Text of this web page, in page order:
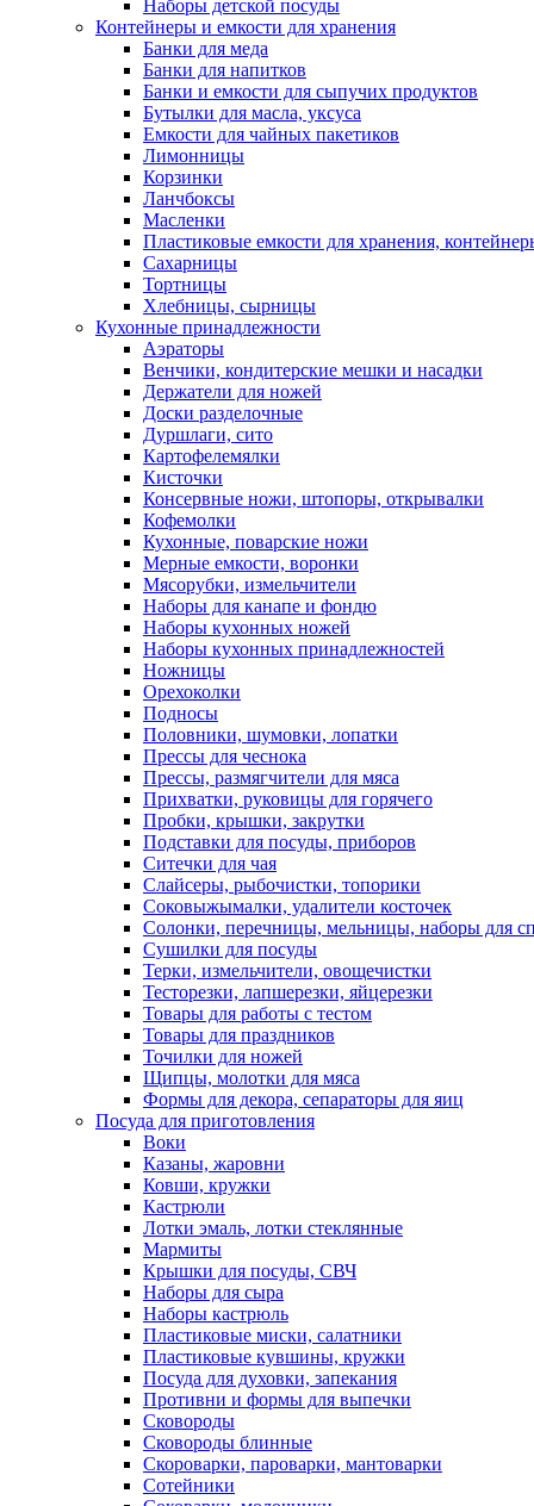
Наборы детской посуды
Контейнеры и емкости для хранения
Банки для меда
Банки для напитков
Банки и емкости для сыпучих продуктов
Бутылки для масла, уксуса
Емкости для чайных пакетиков
Лимонницы
Корзинки
Ланчбоксы
Масленки
Пластиковые емкости для хранения,
Сахарницы
Тортницы
Хлебницы, сырницы
Кухонные принадлежности
Аэраторы
Венчики, кондитерские мешки и насадки
Держатели для ножей
Доски разделочные
Дуршлаги, сито
Картофелемялки
Кисточки
Консервные ножи, штопоры, открывалки
Кофемолки
Кухонные, поварские ножи
Мерные емкости, воронки
Мясорубки, измельчители
Наборы для канапе и фондю
Наборы кухонных ножей
Наборы кухонных принадлежностей
Ножницы
Орехоколки
Подносы
Половники, шумовки, лопатки
Прессы для чеснока
Прессы, размягчители для мяса
Прихватки, руковицы для горячего
Пробки, крышки, закрутки
Подставки для посуды, приборов
Ситечки для чая
Слайсеры, рыбочистки, топорики
Соковыжымалки, удалители косточек
Солонки, перечницы, мельницы, наборы для
Сушилки для посуды
Терки, измельчители, овощечистки
Тесторезки, лапшерезки, яйцерезки
Товары для работы с тестом
Товары для праздников
Точилки для ножей
Щипцы, молотки для мяса
Формы для декора, сепараторы для яиц
Посуда для приготовления
Воки
Казаны, жаровни
Ковши, кружки
Кастрюли
Лотки эмаль, лотки стеклянные
Мармиты
Крышки для посуды, СВЧ
Наборы для сыра
Наборы кастрюль
Пластиковые миски, салатники
Пластиковые кувшины, кружки
Посуда для духовки, запекания
Противни и формы для выпечки
Сковороды
Сковороды блинные
Скороварки, пароварки, мантоварки
Сотейники